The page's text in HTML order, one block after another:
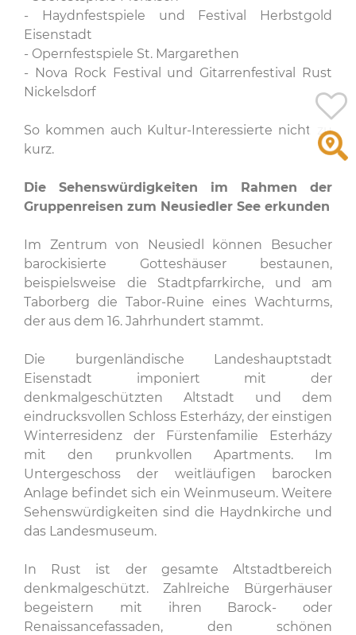
- Haydnfestspiele und Festival Herbstgold
Eisenstadt
- Opernfestspiele St. Margarethen
- Nova Rock Festival und Gitarrenfestival Rust
Nickelsdorf
So kommen auch Kultur-Interessierte nicht zu
kurz.
Die Sehenswürdigkeiten im Rahmen der
Gruppenreisen zum Neusiedler See erkunden
Im Zentrum von Neusiedl können Besucher
barockisierte Gotteshäuser bestaunen,
beispielsweise die Stadtpfarrkirche, und am
Taborberg die Tabor-Ruine eines Wachturms,
der aus dem 16. Jahrhundert stammt.
Die burgenländische Landeshauptstadt
Eisenstadt imponiert mit der
denkmalgeschützten Altstadt und dem
eindrucksvollen Schloss Esterházy, der einstigen
Winterresidenz der Fürstenfamilie Esterházy
mit den prunkvollen Apartments. Im
Untergeschoss der weitläufigen barocken
Anlage befindet sich ein Weinmuseum. Weitere
Sehenswürdigkeiten sind die Haydnkirche und
das Landesmuseum.
In Rust ist der gesamte Altstadtbereich
denkmalgeschützt. Zahlreiche Bürgerhäuser
begeistern mit ihren Barock- oder
Renaissancefassaden, den schönen